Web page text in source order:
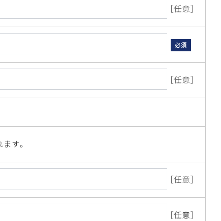
［任意］
必須
［任意］
す。
［任意］
［任意］